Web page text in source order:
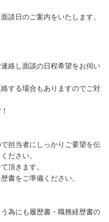
談日のご案内をいたします。
絡し面談の日程希望をお伺い
する場合もありますのでご対
担当者にしっかりご要望を伝
ださい。
頂きます。
書をご準備ください。
為にも履歴書・職務経歴書の